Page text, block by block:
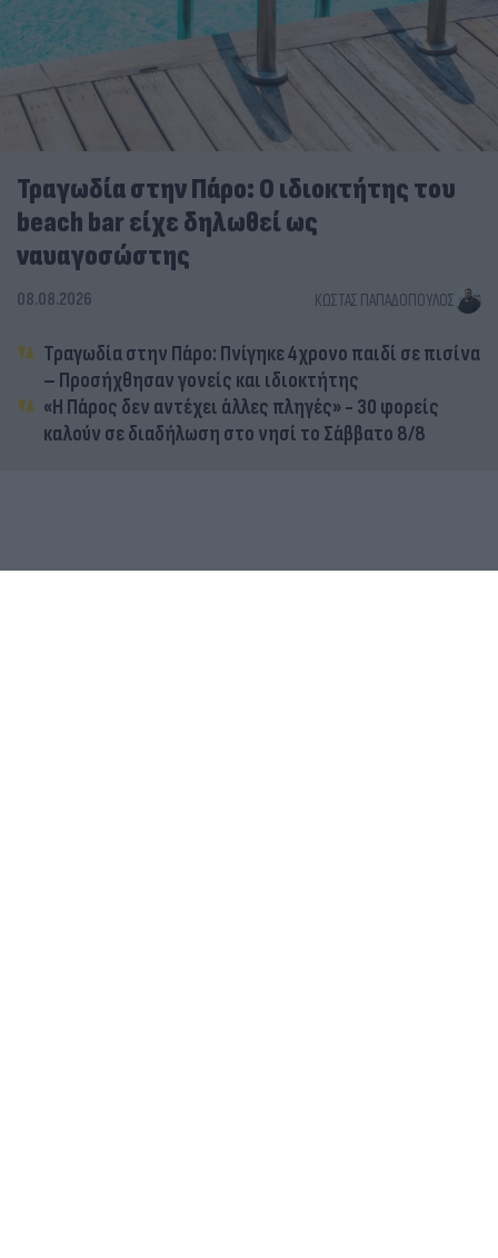
Τραγωδία στην Πάρο: Ο ιδιοκτήτης του
beach bar είχε δηλωθεί ως
ναυαγοσώστης
08.08.2026 ΚΏΣΤΑΣ ΠΑΠΑΔΌΠΟΥΛΟΣ
Τραγωδία στην Πάρο: Πνίγηκε 4χρονο παιδί σε πισίνα
– Προσήχθησαν γονείς και ιδιοκτήτης
«Η Πάρος δεν αντέχει άλλες πληγές» - 30 φορείς
καλούν σε διαδήλωση στο νησί το Σάββατο 8/8